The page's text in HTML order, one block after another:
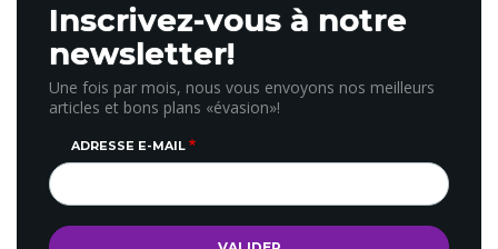
Inscrivez-vous à notre
newsletter!
Une fois par mois, nous vous envoyons nos meilleurs
articles et bons plans «évasion»!
ADRESSE E-MAIL